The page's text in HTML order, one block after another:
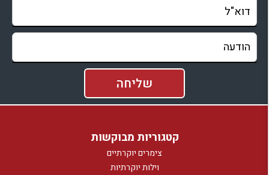
קטגוריות מבוקשות
צימרים יוקרתיים
וילות יוקרתיות